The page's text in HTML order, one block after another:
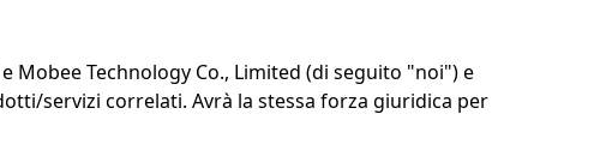
Technology Co., Limited (di seguito "noi") e
servizi correlati. Avrà la stessa forza giuridica per